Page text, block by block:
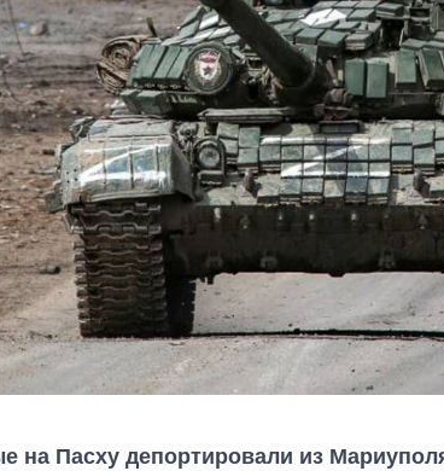
на Пасху депортировали из